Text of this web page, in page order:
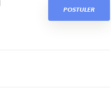
POSTULER